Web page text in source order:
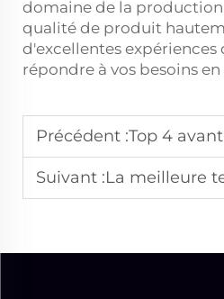
domaine de la production
qualité de produit
d'excellentes expériences
répondre à vos besoins en
Précédent :Top 4 avantages de
Suivant :La meilleure technique de soudure à